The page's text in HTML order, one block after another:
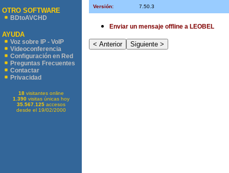
OTRO SOFTWARE
BDtoAVCHD
AYUDA
Voz sobre IP - VoIP
Videoconferencia
Configuración en Red
Preguntas Frecuentes
Contactar
Privacidad
18visitantes online
1.390visitas únicas hoy
35.567.125accesos
desde el 19/02/2000
Versión:
7.50.3
Enviar un mensaje offline a LEOBEL